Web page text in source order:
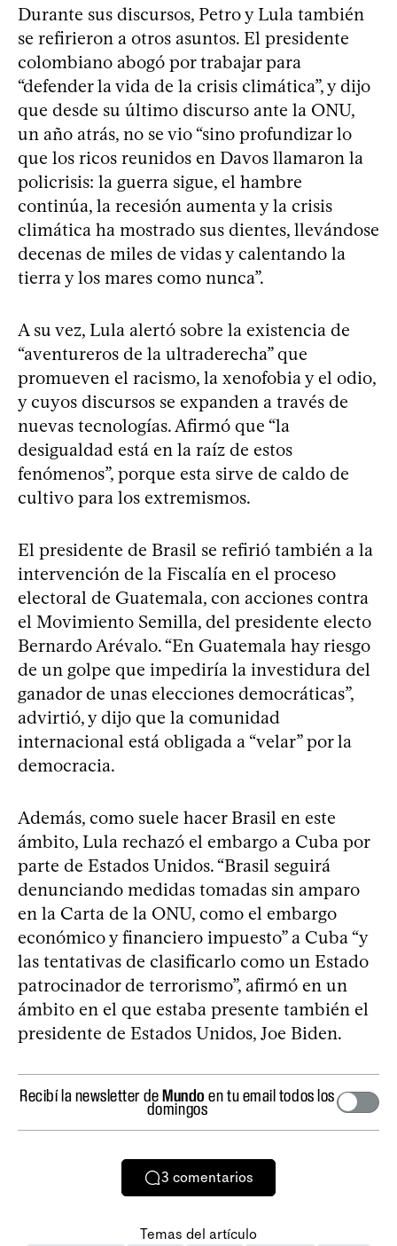
Durante sus discursos, Petro y Lula también
se refirieron a otros asuntos. El presidente
colombiano abogó por trabajar para
“defender la vida de la crisis climática”, y dijo
que desde su último discurso ante la ONU,
un año atrás, no se vio “sino profundizar lo
que los ricos reunidos en Davos llamaron la
policrisis: la guerra sigue, el hambre
continúa, la recesión aumenta y la crisis
climática ha mostrado sus dientes, llevándose
decenas de miles de vidas y calentando la
tierra y los mares como nunca”.
A su vez, Lula alertó sobre la existencia de
“aventureros de la ultraderecha” que
promueven el racismo, la xenofobia y el odio,
y cuyos discursos se expanden a través de
nuevas tecnologías. Afirmó que “la
desigualdad está en la raíz de estos
fenómenos”, porque esta sirve de caldo de
cultivo para los extremismos.
El presidente de Brasil se refirió también a la
intervención de la Fiscalía en el proceso
electoral de Guatemala, con acciones contra
el Movimiento Semilla, del presidente electo
Bernardo Arévalo. “En Guatemala hay riesgo
de un golpe que impediría la investidura del
ganador de unas elecciones democráticas”,
advirtió, y dijo que la comunidad
internacional está obligada a “velar” por la
democracia.
Además, como suele hacer Brasil en este
ámbito, Lula rechazó el embargo a Cuba por
parte de Estados Unidos. “Brasil seguirá
denunciando medidas tomadas sin amparo
en la Carta de la ONU, como el embargo
económico y financiero impuesto” a Cuba “y
las tentativas de clasificarlo como un Estado
patrocinador de terrorismo”, afirmó en un
ámbito en el que estaba presente también el
presidente de Estados Unidos, Joe Biden.
Recibí la newsletter deMundo en tu email todos los
domingos
3 comentarios
Temas del artículo